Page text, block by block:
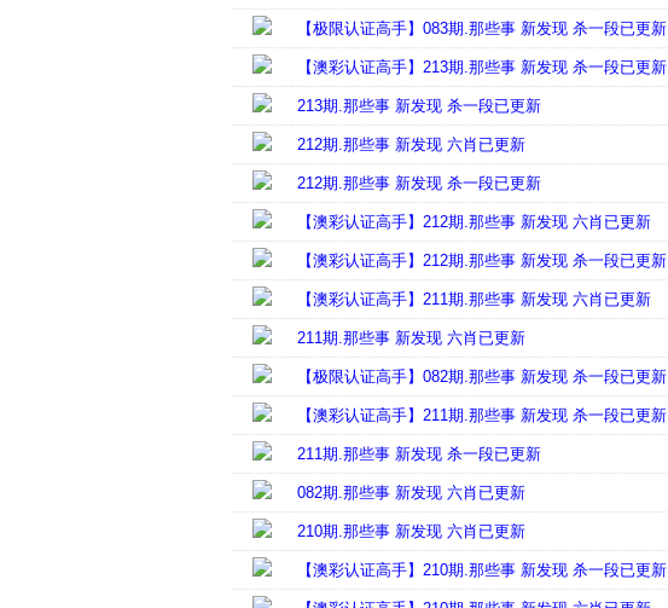
【极限认证高手】083期.那些事 新发现 杀一段已更新
【澳彩认证高手】213期.那些事 新发现 杀一段已更新
213期.那些事 新发现 杀一段已更新
212期.那些事 新发现 六肖已更新
212期.那些事 新发现 杀一段已更新
【澳彩认证高手】212期.那些事 新发现 六肖已更新
【澳彩认证高手】212期.那些事 新发现 杀一段已更新
【澳彩认证高手】211期.那些事 新发现 六肖已更新
211期.那些事 新发现 六肖已更新
【极限认证高手】082期.那些事 新发现 杀一段已更新
【澳彩认证高手】211期.那些事 新发现 杀一段已更新
211期.那些事 新发现 杀一段已更新
082期.那些事 新发现 六肖已更新
210期.那些事 新发现 六肖已更新
【澳彩认证高手】210期.那些事 新发现 杀一段已更新